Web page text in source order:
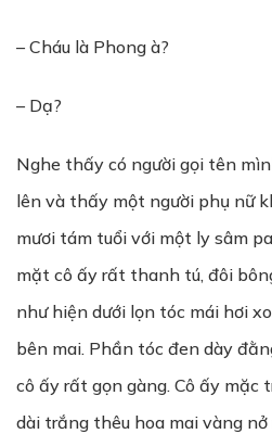
– Cháu là Phong à?
– Dạ?
Nghe thấy có người gọi tên
lên và thấy một người phụ nữ
mươi tám tuổi với một ly sâm
mặt cô ấy rất thanh tú, đôi
như hiện dưới lọn tóc mái hơi
bên mai. Phần tóc đen dày
cô ấy rất gọn gàng. Cô ấy mặc
dài trắng thêu hoa mai vàng